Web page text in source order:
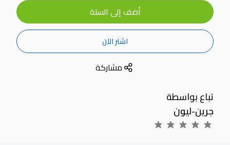
أضف إلى السلة
اشتر الآن
مشاركة
تباع بواسطة
جرين-ليون